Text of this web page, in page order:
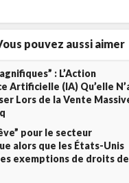
pouvez aussi aimer
: L’Action
Artificielle (IA) Qu’elle
Lors de la Vente
pour le secteur
alors que les États-Unis
exemptions de droits de